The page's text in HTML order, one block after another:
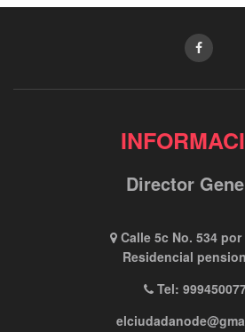
Director
Calle 5c No. 534 por
Residencial
Tel: